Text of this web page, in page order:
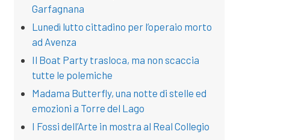
Garfagnana
Lunedì lutto cittadino per l’operaio morto
ad Avenza
Il Boat Party trasloca, ma non scaccia
tutte le polemiche
Madama Butterfly, una notte di stelle ed
emozioni a Torre del Lago
I Fossi dell’Arte in mostra al Real Collegio